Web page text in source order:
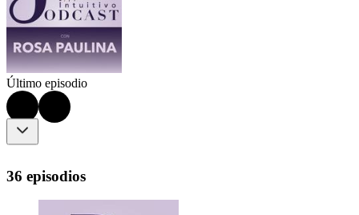
Último episodio
36 episodios